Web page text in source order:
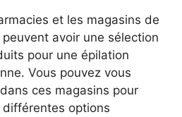
et les magasins de
avoir une sélection
pour une épilation
Vous pouvez vous
ces magasins pour
différentes options